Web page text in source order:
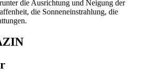
die Ausrichtung und Neigung der
die Sonneneinstrahlung, die